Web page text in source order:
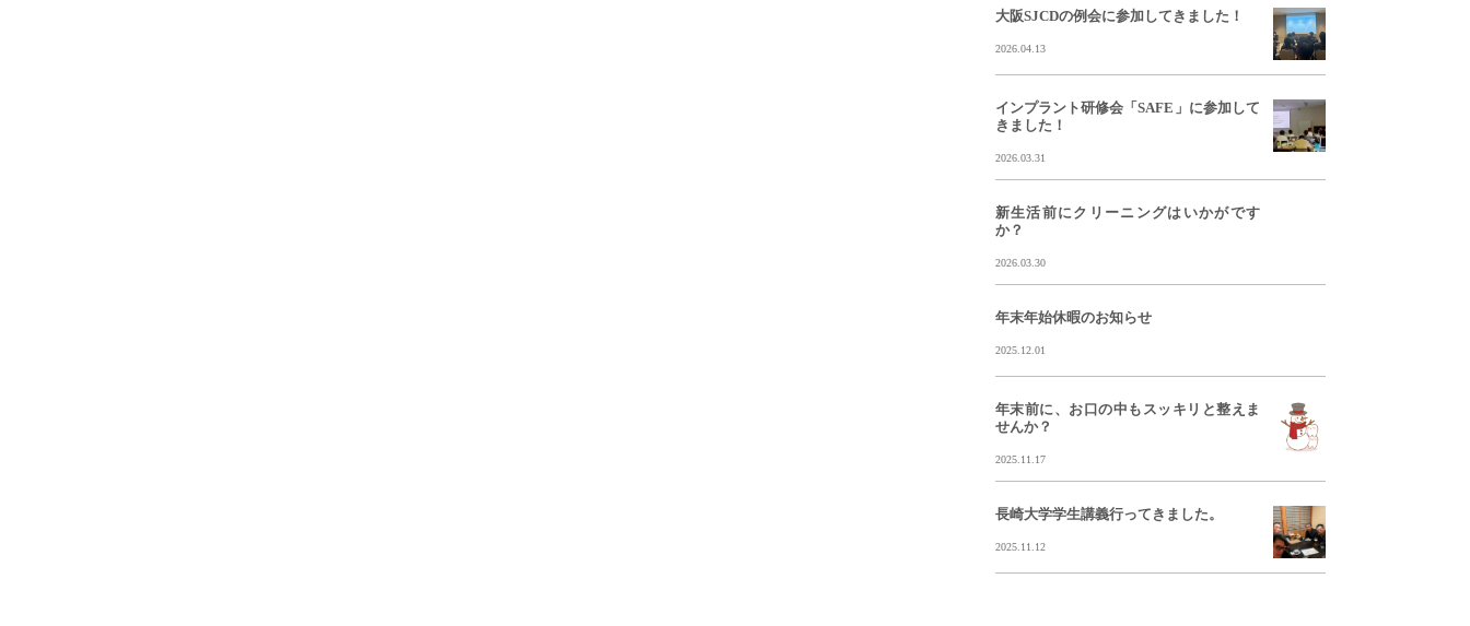
大阪SJCDの例会に参加してきました！
2026.04.13
インプラント研修会「SAFE」に参加して
きました！
2026.03.31
新生活前にクリーニングはいかがです
か？
2026.03.30
年末年始休暇のお知らせ
2025.12.01
年末前に、お口の中もスッキリと整えま
せんか？
2025.11.17
長崎大学学生講義行ってきました。
2025.11.12